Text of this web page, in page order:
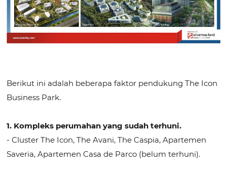
Berikut ini adalah beberapa faktor pendukung The Icon
Business Park.
1. Kompleks perumahan yang sudah terhuni.
- Cluster The Icon, The Avani, The Caspia, Apartemen
Saveria, Apartemen Casa de Parco (belum terhuni).